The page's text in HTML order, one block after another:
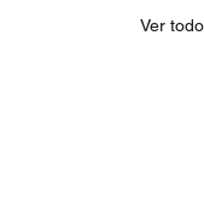
Ver todo